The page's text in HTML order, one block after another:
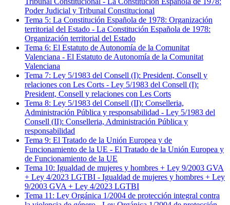
Poder Judicial y Tribunal Constitucional
Tema 5: La Constitución Española de 1978: Organización
territorial del Estado - La Constitución Española de 1978:
Organización territorial del Estado
Tema 6: El Estatuto de Autonomía de la Comunitat
Valenciana - El Estatuto de Autonomía de la Comunitat
Valenciana
Tema 7: Ley 5/1983 del Consell (I): President, Consell y
relaciones con Les Corts - Ley 5/1983 del Consell (I):
President, Consell y relaciones con Les Corts
Tema 8: Ley 5/1983 del Consell (II): Conselleria,
Administración Pública y responsabilidad - Ley 5/1983 del
Consell (II): Conselleria, Administración Pública y
responsabilidad
Tema 9: El Tratado de la Unión Europea y de
Funcionamiento de la UE - El Tratado de la Unión Europea y
de Funcionamiento de la UE
Tema 10: Igualdad de mujeres y hombres + Ley 9/2003 GVA
+ Ley 4/2023 LGTBI - Igualdad de mujeres y hombres + Ley
9/2003 GVA + Ley 4/2023 LGTBI
Tema 11 : Ley Orgánica 1/2004 de protección integral contra